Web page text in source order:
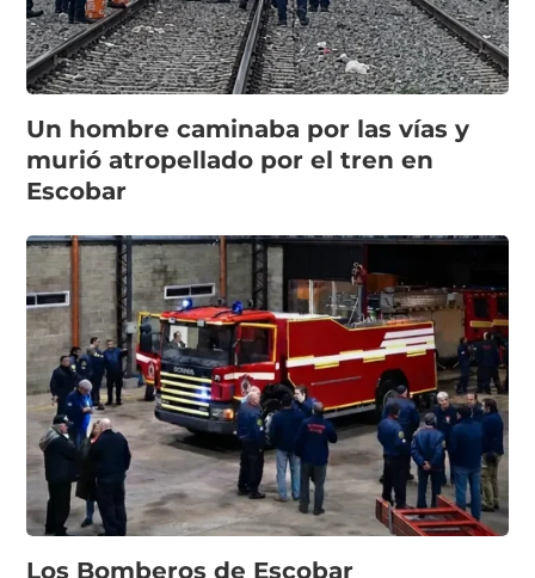
Un hombre caminaba por las vías y
murió atropellado por el tren en
Escobar
Los Bomberos de Escobar